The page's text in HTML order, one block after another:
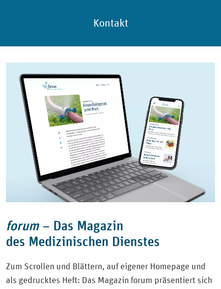
Kontakt
forum – Das Magazin
des Medizinischen Dienstes
Zum Scrollen und Blättern, auf eigener Homepage und
als gedrucktes Heft: Das Magazin forum präsentiert sich